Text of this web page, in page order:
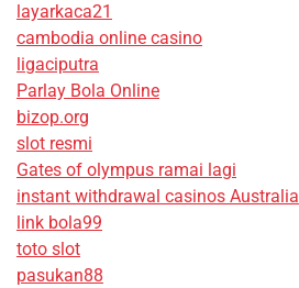
layarkaca21
cambodia online casino
ligaciputra
Parlay Bola Online
bizop.org
slot resmi
Gates of olympus ramai lagi
instant withdrawal casinos Australia
link bola99
toto slot
pasukan88